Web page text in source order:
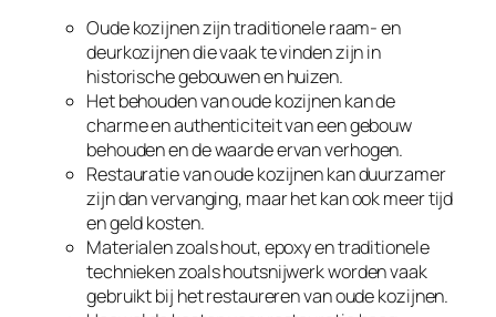
Oude kozijnen zijn traditionele raam- en
deurkozijnen die vaak te vinden zijn in
historische gebouwen en huizen.
Het behouden van oude kozijnen kan de
charme en authenticiteit van een gebouw
behouden en de waarde ervan verhogen.
Restauratie van oude kozijnen kan duurzamer
zijn dan vervanging, maar het kan ook meer tijd
en geld kosten.
Materialen zoals hout, epoxy en traditionele
technieken zoals houtsnijwerk worden vaak
gebruikt bij het restaureren van oude kozijnen.